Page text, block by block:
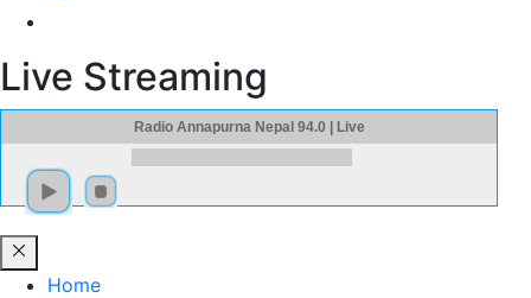
Live Streaming
Radio Annapurna Nepal 94.0 | Live
Home